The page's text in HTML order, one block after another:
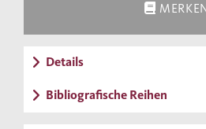
Details
Bibliografische Reihen